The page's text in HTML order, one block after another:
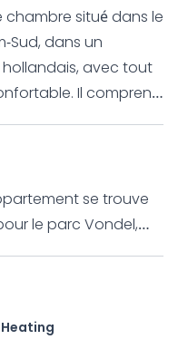
situé dans le
Sud, dans un
avec tout
Il comprend
et produits
et des détails
Le salon et la
d'un canapé,
et d'un espace de
donnant sur
se trouve
le parc Vondel,
desservi
offre des
ville et ses
Heating